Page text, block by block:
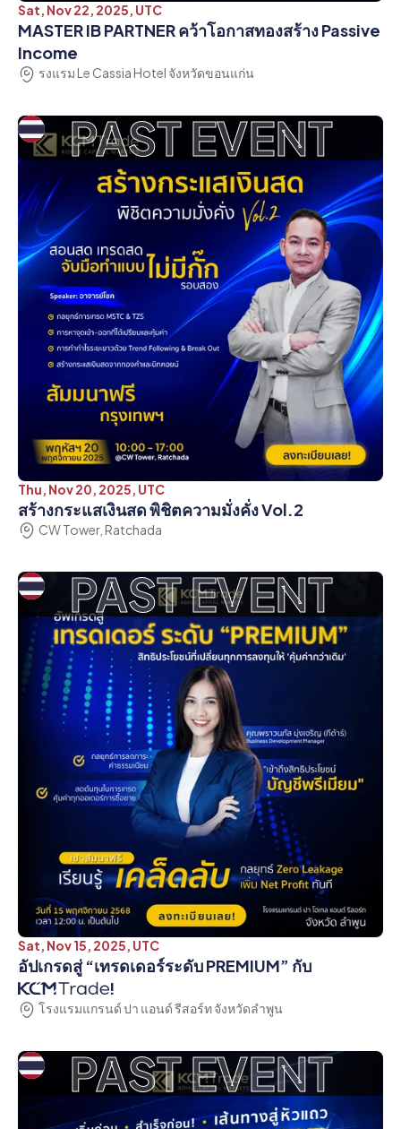
Sat, Nov 22, 2025, UTC
MASTER IB PARTNER คว้าโอกาสทองสร้าง Passive
Income
รงแรม Le Cassia Hotel จังหวัดขอนแก่น
PAST EVENT
Thu, Nov 20, 2025, UTC
สร้างกระแสเงินสด พิชิตความมั่งคั่ง Vol.2
CW Tower, Ratchada
PAST EVENT
Sat, Nov 15, 2025, UTC
อัปเกรดสู่ “เทรดเดอร์ระดับ PREMIUM” กับ
!
โรงแรมแกรนด์ ปา แอนด์ รีสอร์ท จังหวัดลำพูน
PAST EVENT